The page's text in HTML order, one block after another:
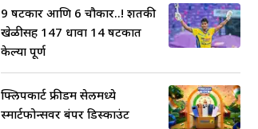
9 षटकार आणि 6 चौकार..! शतकी
खेळीसह 147 धावा 14 षटकात
केल्या पूर्ण
फ्लिपकार्ट फ्रीडम सेलमध्ये
स्मार्टफोन्सवर बंपर डिस्काउंट